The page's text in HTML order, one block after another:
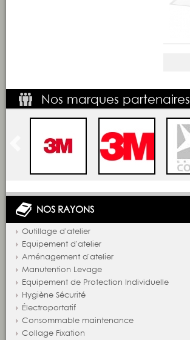
Nos marques partenaires
NOS RAYONS
Outillage d'atelier
Equipement d'atelier
Aménagement d'atelier
Manutention Levage
Equipement de Protection Individuelle
Hygiène Sécurité
Électroportatif
Consommable maintenance
Collage Fixation